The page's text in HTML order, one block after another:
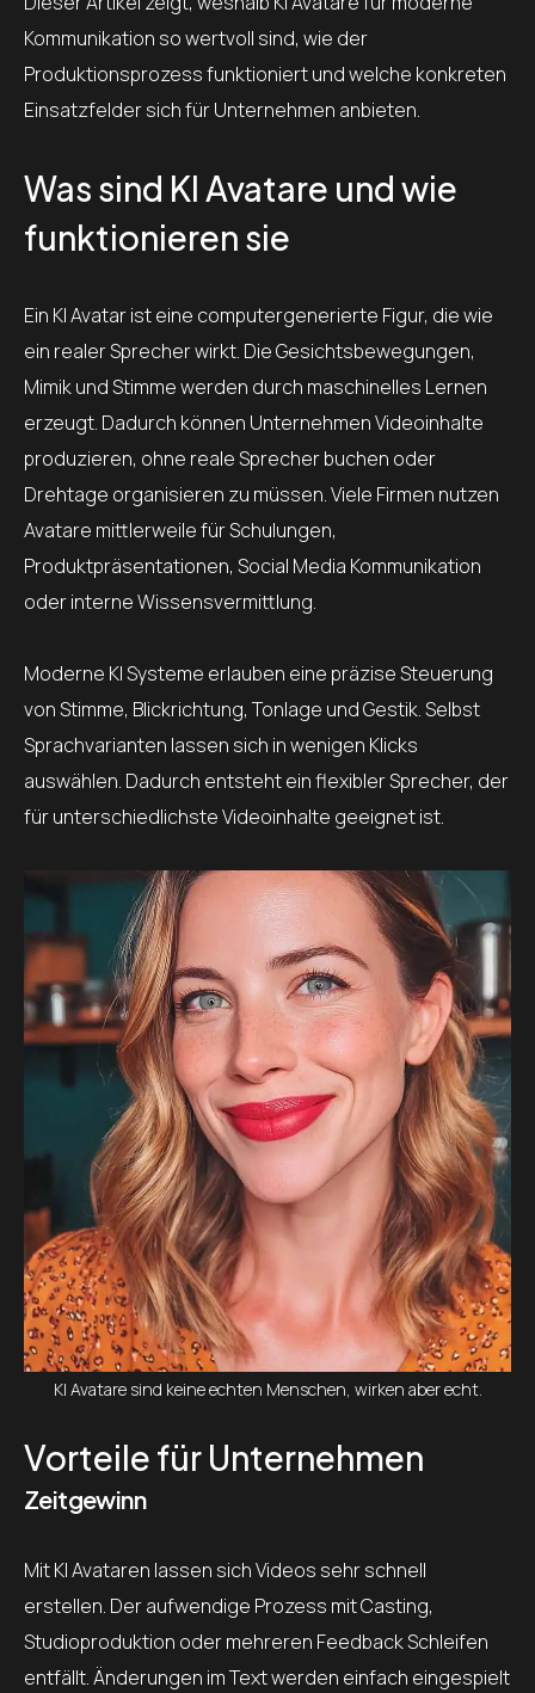
Kommunikation so wertvoll sind, wie der
Produktionsprozess funktioniert und welche konkreten
Einsatzfelder sich für Unternehmen anbieten.
Was sind KI Avatare und wie
funktionieren sie
Ein KI Avatar ist eine computergenerierte Figur, die wie
ein realer Sprecher wirkt. Die Gesichtsbewegungen,
Mimik und Stimme werden durch maschinelles Lernen
erzeugt. Dadurch können Unternehmen Videoinhalte
produzieren, ohne reale Sprecher buchen oder
Drehtage organisieren zu müssen. Viele Firmen nutzen
Avatare mittlerweile für Schulungen,
Produktpräsentationen, Social Media Kommunikation
oder interne Wissensvermittlung.
Moderne KI Systeme erlauben eine präzise Steuerung
von Stimme, Blickrichtung, Tonlage und Gestik. Selbst
Sprachvarianten lassen sich in wenigen Klicks
auswählen. Dadurch entsteht ein flexibler Sprecher, der
für unterschiedlichste Videoinhalte geeignet ist.
KI Avatare sind keine echten Menschen, wirken aber echt.
Vorteile für Unternehmen
Zeitgewinn
Mit KI Avataren lassen sich Videos sehr schnell
erstellen. Der aufwendige Prozess mit Casting,
Studioproduktion oder mehreren Feedback Schleifen
entfällt. Änderungen im Text werden einfach eingespielt